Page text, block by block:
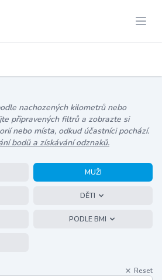
nachozených kilometrů nebo
připravených filtrů a zobrazte si
nebo místa, odkud účastníci pochází.
bodů a získávání odznaků.
MUŽI
DĚTI
PODLE BMI
Reset